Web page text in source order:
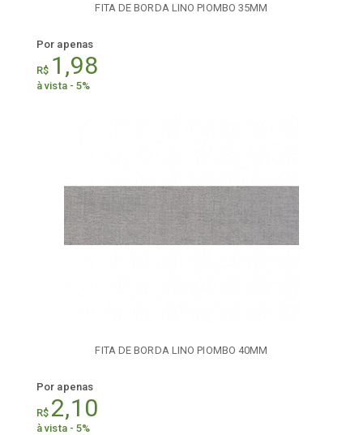
FITA DE BORDA LINO PIOMBO 35MM
Por apenas
R$ 1,98
à vista - 5%
FITA DE BORDA LINO PIOMBO 40MM
Por apenas
R$ 2,10
à vista - 5%